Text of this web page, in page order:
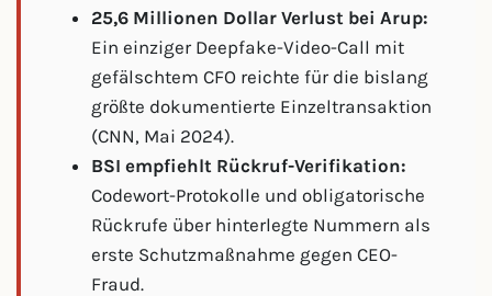
25,6 Millionen Dollar Verlust bei Arup:
Ein einziger Deepfake-Video-Call mit
gefälschtem CFO reichte für die bislang
größte dokumentierte Einzeltransaktion
(CNN, Mai 2024).
BSI empfiehlt Rückruf-Verifikation:
Codewort-Protokolle und obligatorische
Rückrufe über hinterlegte Nummern als
erste Schutzmaßnahme gegen CEO-
Fraud.